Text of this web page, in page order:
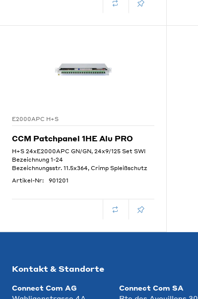
E2000APC H+S
CCM Patchpanel 1HE Alu PRO
H+S 24xE2000APC GN/GN, 24x9/125 Set SWI
Bezeichnung 1-24
Bezeichnungsstr. 11.5x364, Crimp Spleißschutz
Artikel-Nr:
901201
Kontakt & Standorte
Connect Com AG
Connect Com SA